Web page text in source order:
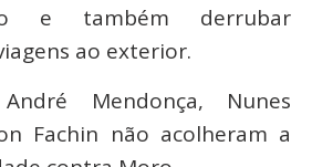
e também derrubar
ao exterior.
Mendonça, Nunes
Fachin não acolheram a